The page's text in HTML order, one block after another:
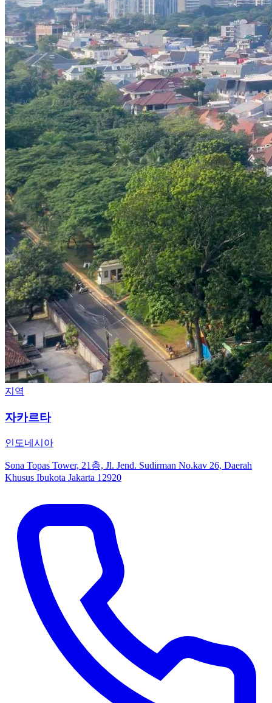
지역
자카르타
인도네시아
Sona Topas Tower, 21층, Jl. Jend. Sudirman No.kav 26, Daerah
Khusus Ibukota Jakarta 12920